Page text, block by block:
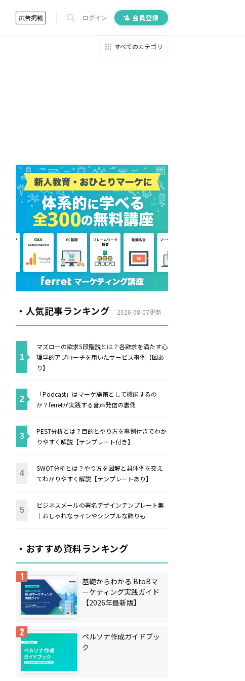
広告掲載 ログイン 会員登録
すべてのカテゴリ
・人気記事ランキング 2026-08-07更新
マズローの欲求5段階説とは？各欲求を満たす心
理学的アプローチを用いたサービス事例【図あ
り】
「Podcast」はマーケ施策として機能するの
か？ferretが実践する音声発信の裏側
PEST分析とは？目的とやり方を事例付きでわか
りやすく解説【テンプレート付き】
SWOT分析とは？やり方を図解と具体例を交え
てわかりやすく解説【テンプレートあり】
ビジネスメールの署名デザインテンプレート集
｜おしゃれなラインやシンプルな飾りも
・おすすめ資料ランキング
基礎からわかる BtoBマ
ーケティング実践ガイド
【2026年最新版】
ペルソナ作成ガイドブッ
ク